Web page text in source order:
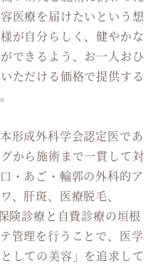
医療を届けたいという想
が自分らしく、健やかな
できるよう、お一人おひ
ただける価格で提供する
形成外科学会認定医であ
から施術まで一貫して対
・あご・輪郭の外科的ア
、肝斑、医療脱毛、
険診療と自費診療の垣根
管理を行うことで、医学
しての美容」を追求して